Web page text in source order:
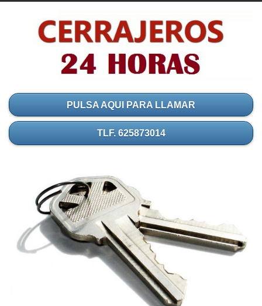
PULSA AQUI PARA LLAMAR
TLF. 625873014